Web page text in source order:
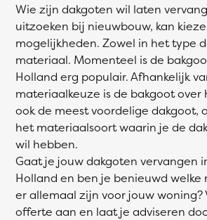
Wie zijn dakgoten wil laten
uitzoeken bij nieuwbouw, kan
mogelijkheden. Zowel in het type
materiaal. Momenteel is de
Holland erg populair. Afhankelijk
materiaalkeuze is de bakgoot over
ook de meest voordelige dakgoot,
het materiaalsoort waarin je de
wil hebben.
Gaat je jouw dakgoten vervangen
Holland en ben je benieuwd welke
er allemaal zijn voor jouw woning?
offerte aan en laat je adviseren